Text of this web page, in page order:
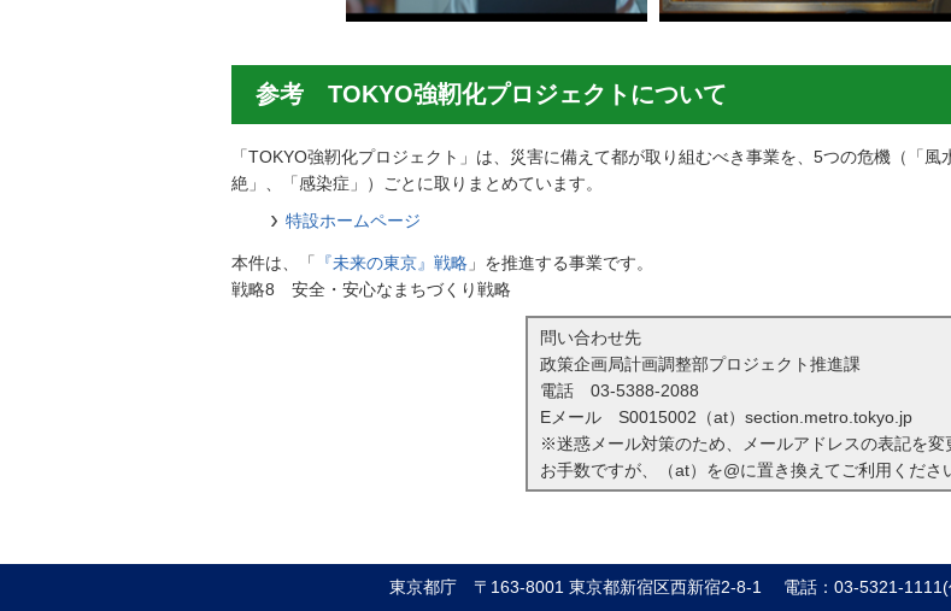
参考 TOKYO強靭化プロジェクトについて
「TOKYO強靭化プロジェクト」は、災害に備えて都が取り組むべき事業を、5つの危機（「
絶」、「感染症」）ごとに取りまとめています。
特設ホームページ
本件は、「 『未来の東京』戦略 」を推進する事業です。
戦略8 安全・安心なまちづくり戦略
問い合わせ先
政策企画局計画調整部プロジェクト推進課
電話 03-5388-2088
Eメール S0015002（at）section.metro.tokyo.jp
※迷惑メール対策のため、メールアドレスの表記を変
お手数ですが、（at）を@に置き換えてご利用くださ
東京都庁 〒163-8001 東京都新宿区西新宿2-8-1 電話：03-5321-